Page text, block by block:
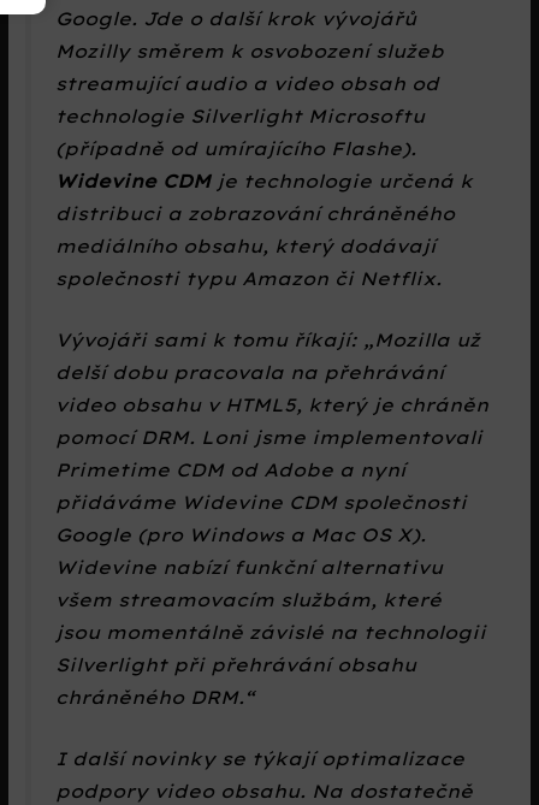
Google. Jde o další krok vývojářů
Mozilly směrem k osvobození služeb
streamující audio a video obsah od
technologie Silverlight Microsoftu
(případně od umírajícího Flashe).
Widevine CDMje technologie určená k
distribuci a zobrazování chráněného
mediálního obsahu, který dodávají
společnosti typu Amazon či Netflix.
Vývojáři sami k tomu říkají: „Mozilla už
delší dobu pracovala na přehrávání
video obsahu v HTML5, který je chráněn
pomocí DRM. Loni jsme implementovali
Primetime CDM od Adobe a nyní
přidáváme Widevine CDM společnosti
Google (pro Windows a Mac OS X).
Widevine nabízí funkční alternativu
všem streamovacím službám, které
jsou momentálně závislé na technologii
Silverlight při přehrávání obsahu
chráněného DRM.“
I další novinky se týkají optimalizace
podpory video obsahu. Na dostatečně